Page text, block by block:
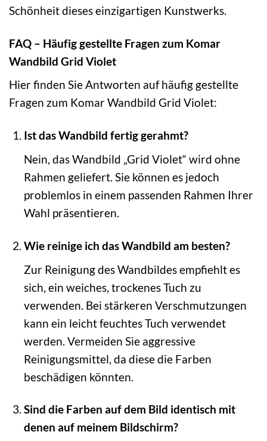
Schönheit dieses einzigartigen Kunstwerks.
FAQ – Häufig gestellte Fragen zum Komar
Wandbild Grid Violet
Hier finden Sie Antworten auf häufig gestellte
Fragen zum Komar Wandbild Grid Violet:
Ist das Wandbild fertig gerahmt?
Nein, das Wandbild „Grid Violet“ wird ohne
Rahmen geliefert. Sie können es jedoch
problemlos in einem passenden Rahmen Ihrer
Wahl präsentieren.
Wie reinige ich das Wandbild am besten?
Zur Reinigung des Wandbildes empfiehlt es
sich, ein weiches, trockenes Tuch zu
verwenden. Bei stärkeren Verschmutzungen
kann ein leicht feuchtes Tuch verwendet
werden. Vermeiden Sie aggressive
Reinigungsmittel, da diese die Farben
beschädigen könnten.
Sind die Farben auf dem Bild identisch mit
denen auf meinem Bildschirm?